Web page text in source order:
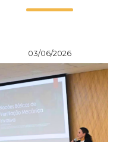
03/06/2026